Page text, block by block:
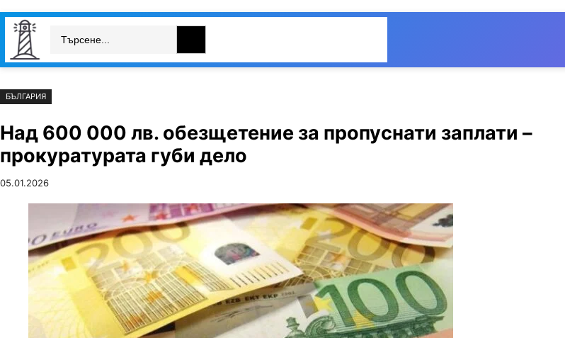
Към
съдържанието
Skip
cont
БЪЛГАРИЯ
Над 600 000 лв. обезщетение за пропуснати заплати –
прокуратурата губи дело
05.01.2026